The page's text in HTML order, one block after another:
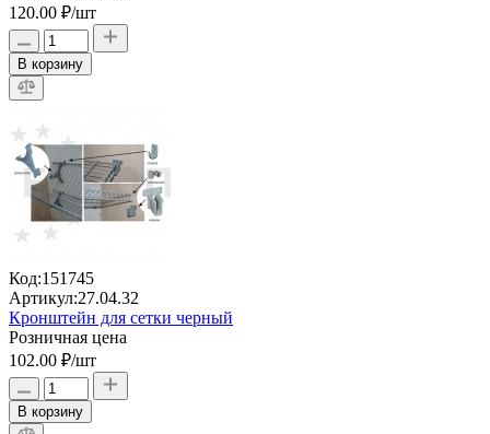
120.00 ₽/шт
В корзину
Код:151745
Артикул:27.04.32
Кронштейн для сетки черный
Розничная цена
102.00 ₽/шт
В корзину